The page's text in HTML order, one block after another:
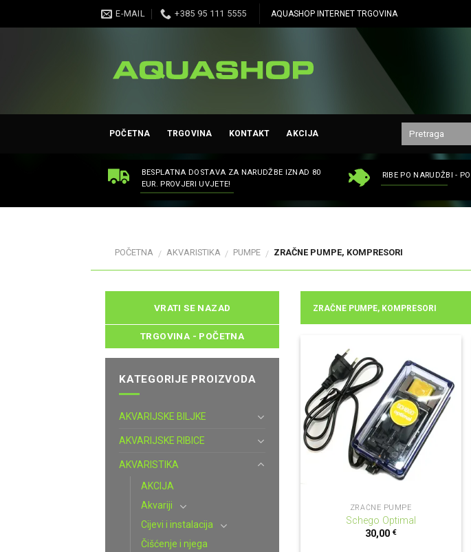
to
E-MAIL +385 95 111 5555 AQUASHOP INTERNET TRGOVINA
POČETNA TRGOVINA KONTAKT AKCIJA
BESPLATNA DOSTAVA ZA NARUDŽBE IZNAD 80
EUR. PROVJERI UVJETE!
RIBE PO NARUDŽBI -
POČETNA / AKVARISTIKA / PUMPE / ZRAČNE PUMPE, KOMPRESORI
TRGOVINA - POČETNA
KATEGORIJE PROIZVODA
AKVARIJSKE BILJKE
AKVARIJSKE RIBICE
AKVARISTIKA
AKCIJA
Akvariji
Cijevi i instalacija
Čišćenje i njega
ZRAČNE PUMPE, KOMPRESORI
ZRAČNE PUMPE
Schego Optimal
30,00 €